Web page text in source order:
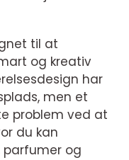
til at
og kreativ
har
men et
problem ved at
du kan
parfumer og